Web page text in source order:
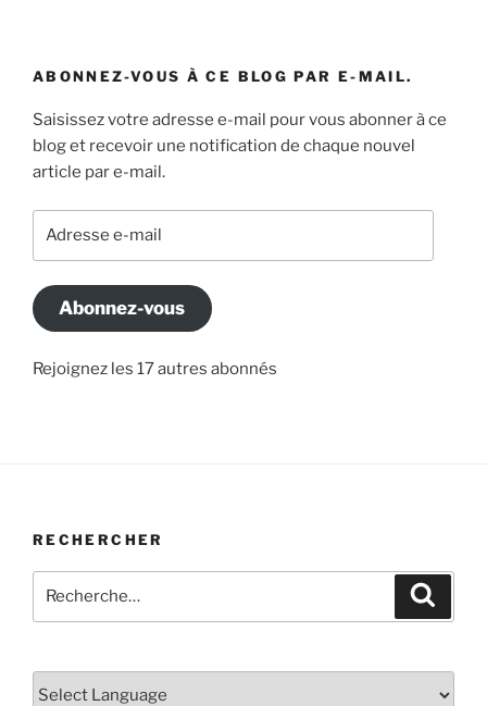
ABONNEZ-VOUS À CE BLOG PAR E-MAIL.
Saisissez votre adresse e-mail pour vous abonner à ce
blog et recevoir une notification de chaque nouvel
article par e-mail.
Abonnez-vous
Rejoignez les 17 autres abonnés
RECHERCHER
pour